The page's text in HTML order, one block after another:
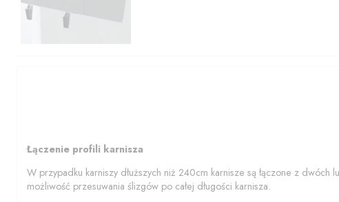
Łączenie profili karnisza
W przypadku karniszy dłuższych niż 240cm karnisze są łączone z
możliwość przesuwania ślizgów po całej długości karnisza.